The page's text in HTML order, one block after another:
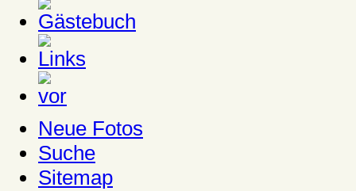
Neue Fotos
Suche
Sitemap